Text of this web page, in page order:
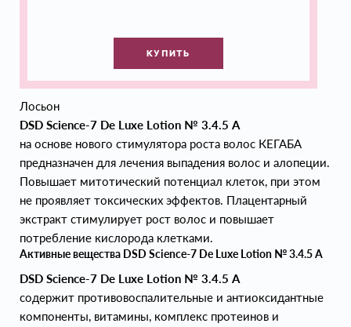
КУПИТЬ
Лосьон
DSD Science-7 De Luxe Lotion № 3.4.5 А
на основе нового стимулятора роста волос КЕГАБА
предназначен для лечения выпадения волос и алопеции.
Повышает митотический потенциал клеток, при этом
не проявляет токсических эффектов. Плацентарный
экстракт стимулирует рост волос и повышает
потребление кислорода клетками.
Активные вещества DSD Science-7 De Luxe Lotion № 3.4.5 А
DSD Science-7 De Luxe Lotion № 3.4.5 А
содержит противовоспалительные и антиоксидантные
компоненты, витамины, комплекс протеинов и